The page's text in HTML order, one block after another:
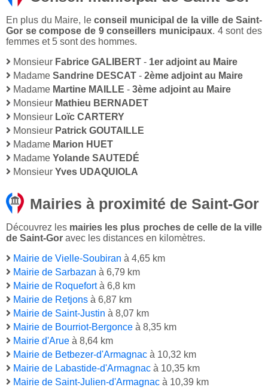
En plus du Maire, leconseil municipal de la ville de Saint-
Gor se compose de 9 conseillers municipaux. 4 sont des
femmes et 5 sont des hommes.
Monsieur Fabrice GALIBERT - 1er adjoint au Maire
Madame Sandrine DESCAT - 2ème adjoint au Maire
Madame Martine MAILLE - 3ème adjoint au Maire
Monsieur Mathieu BERNADET
Monsieur Loïc CARTERY
Monsieur Patrick GOUTAILLE
Madame Marion HUET
Madame Yolande SAUTEDÉ
Monsieur Yves UDAQUIOLA
Mairies à proximité de Saint-Gor
Découvrez les mairies les plus proches de celle de la ville
de Saint-Gor avec les distances en kilomètres.
Mairie de Vielle-Soubiran à 4,65 km
Mairie de Sarbazan à 6,79 km
Mairie de Roquefortà 6,8 km
Mairie de Retjons à 6,87 km
Mairie de Saint-Justin à 8,07 km
Mairie de Bourriot-Bergonce à 8,35 km
Mairie d'Arue à 8,64 km
Mairie de Betbezer-d'Armagnac à 10,32 km
Mairie de Labastide-d'Armagnac à 10,35 km
Mairie de Saint-Julien-d'Armagnac à 10,39 km